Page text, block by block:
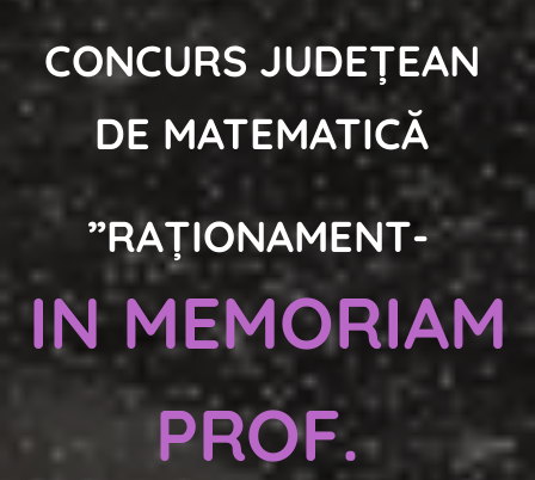
CONCURS JUDEȚEAN
DE MATEMATICĂ
”RAȚIONAMENT-
INMEMORIAM
PROF.